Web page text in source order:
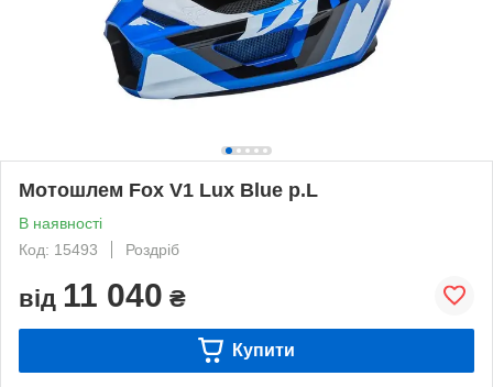
Мотошлем Fox V1 Lux Blue p.L
В наявності
Код: 15493
Роздріб
від 11 040 ₴
Купити